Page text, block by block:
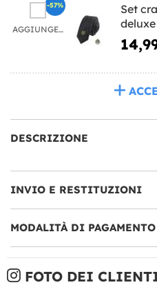
AGGIUNGERE
Set
-57%
DESCRIZIONE
INVIO E RESTITUZIONI
MODALITÀ DI PAGAMENTO
FOTO DEI